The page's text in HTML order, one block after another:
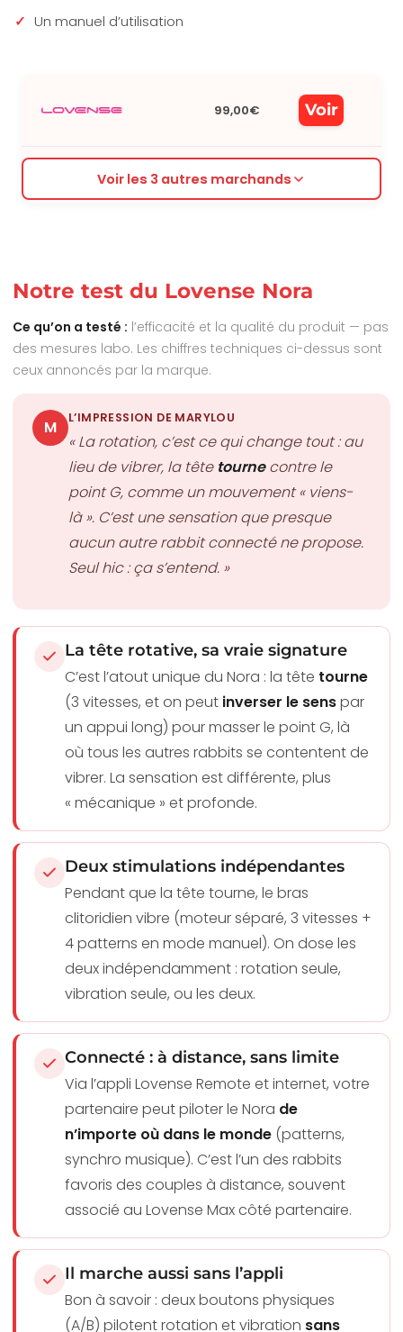
Un manuel d’utilisation
99,00€ Voir
Voir les 3 autres marchands
Notre test du Lovense Nora
Ce qu’on a testé : l’efficacité et la qualité du produit — pas
des mesures labo. Les chiffres techniques ci-dessus sont
ceux annoncés par la marque.
M L’IMPRESSION DE MARYLOU
« La rotation, c’est ce qui change tout : au
lieu de vibrer, la tête tournecontre le
point G, comme un mouvement « viens-
là ». C’est une sensation que presque
aucun autre rabbit connecté ne propose.
Seul hic : ça s’entend. »
La tête rotative, sa vraie signature
C’est l’atout unique du Nora : la tête tourne
(3 vitesses, et on peut inverser le senspar
un appui long) pour masser le point G, là
où tous les autres rabbits se contentent de
vibrer. La sensation est différente, plus
« mécanique » et profonde.
Deux stimulations indépendantes
Pendant que la tête tourne, le bras
clitoridien vibre (moteur séparé, 3 vitesses +
4 patterns en mode manuel). On dose les
deux indépendamment : rotation seule,
vibration seule, ou les deux.
Connecté : à distance, sans limite
Via l’appli Lovense Remote et internet, votre
partenaire peut piloter le Nora de
n’importe où dans le monde (patterns,
synchro musique). C’est l’un des rabbits
favoris des couples à distance, souvent
associé au Lovense Max côté partenaire.
Il marche aussi sans l’appli
Bon à savoir : deux boutons physiques
(A/B) pilotent rotation et vibration sans